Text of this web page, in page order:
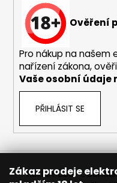
Zákaz prodeje
Ověření
Pro nákup na
nařízení zákona,
Vaše osobní údaje
PŘIHLÁSIT SE
Reklamace